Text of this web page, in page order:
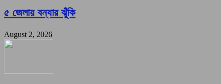
৫ জেলায় বন্যার ঝুঁকি
August 2, 2026